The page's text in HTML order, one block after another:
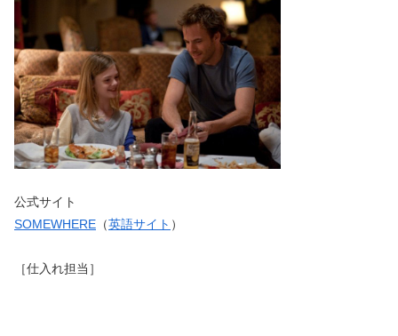
公式サイト
SOMEWHERE （英語サイト ）
［仕入れ担当］